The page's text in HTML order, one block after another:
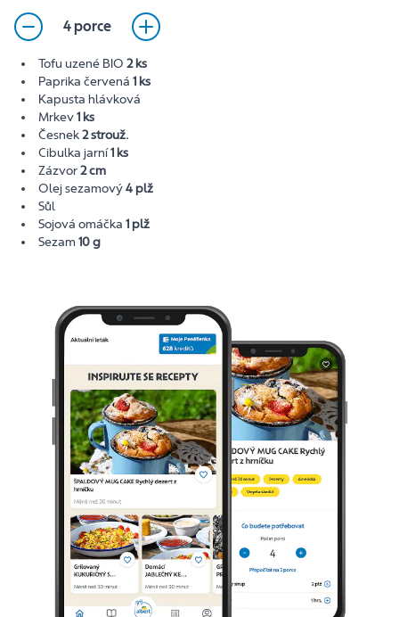
4 porce
Tofu uzené BIO 2 ks
Paprika červená 1 ks
Kapusta hlávková
Mrkev1 ks
Česnek2 strouž.
Cibulka jarní1 ks
Zázvor2 cm
Olej sezamový4 plž
Sůl
Sojová omáčka 1 plž
Sezam 10 g